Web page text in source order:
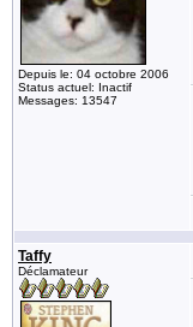
Depuis le: 04 octobre 2006
Status actuel: Inactif
Messages: 13547
Taffy
Déclamateur